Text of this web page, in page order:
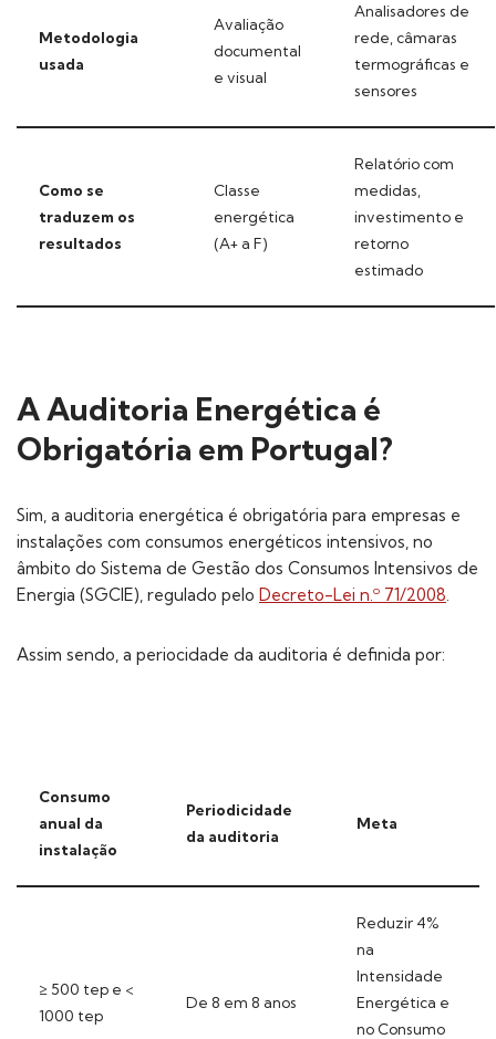
Metodologia
usada
Avaliação
documental
e visual
Analisadores de
rede, câmaras
termográficas e
sensores
Como se
traduzem os
resultados
Classe
energética
(A+ a F)
Relatório com
medidas,
investimento e
retorno
estimado
A Auditoria Energética é
Obrigatória em Portugal?
Sim, a auditoria energética é obrigatória para empresas e
instalações com consumos energéticos intensivos, no
âmbito do Sistema de Gestão dos Consumos Intensivos de
Energia (SGCIE), regulado pelo Decreto-Lei n.º 71/2008
Assim sendo, a periocidade da auditoria é definida por:
Consumo
anual da
instalação
Periodicidade
da auditoria
Meta
≥ 500 tep e <
1000 tep
De 8 em 8 anos
Reduzir 4%
na
Intensidade
Energética e
no Consumo